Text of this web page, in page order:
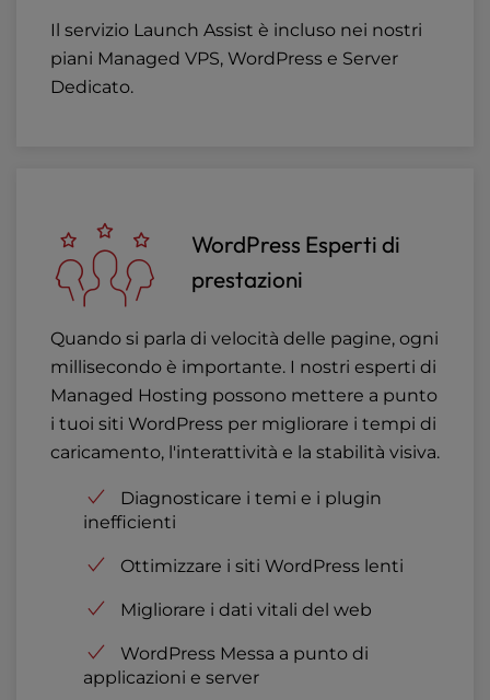
Il servizio Launch Assist è incluso nei nostri
piani Managed VPS, WordPress e Server
Dedicato.
WordPress Esperti di
prestazioni
Quando si parla di velocità delle pagine, ogni
millisecondo è importante. I nostri esperti di
Managed Hosting possono mettere a punto
i tuoi siti WordPress per migliorare i tempi di
caricamento, l'interattività e la stabilità visiva.
Diagnosticare i temi e i plugin
inefficienti
Ottimizzare i siti WordPress lenti
Migliorare i dati vitali del web
WordPress Messa a punto di
applicazioni e server